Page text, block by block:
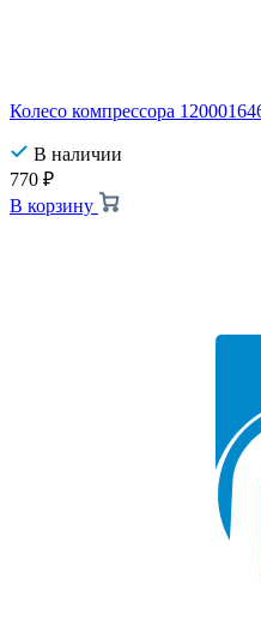
Колесо компрессора
В наличии
770 ₽
В корзину